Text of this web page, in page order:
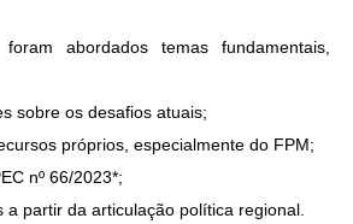
abordados temas fundamentais,
sobre os desafios atuais;
próprios, especialmente do FPM;
nº 66/2023*;
a partir da articulação política regional.